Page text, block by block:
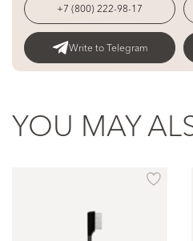
+7 (800) 222-98-17
Write to Telegram
YOU MAY